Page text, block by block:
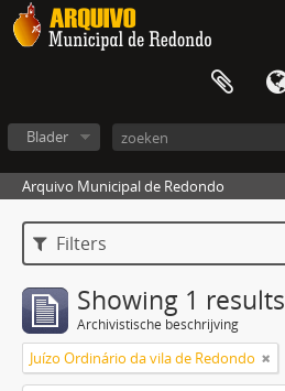
Blader
Arquivo Municipal de Redondo
Filters
Showing 1 results
Archivistische beschrijving
Juízo Ordinário da vila de Redondo